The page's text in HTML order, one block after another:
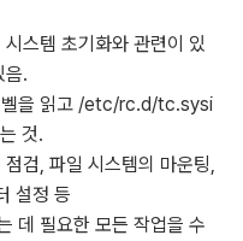
스템 초기화와 관련이 있
음.
벨을 읽고 /etc/rc.d/tc.sysi
것.
검, 파일 시스템의 마운팅,
설정 등
데 필요한 모든 작업을 수